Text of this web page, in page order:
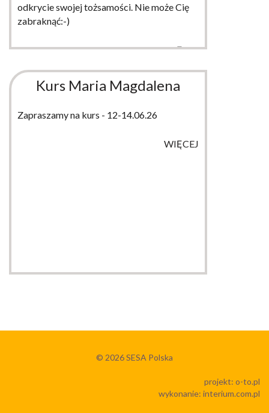
odkrycie swojej tożsamości. Nie może Cię
zabraknąć:-)
WIĘCEJ
Kurs Maria Magdalena
Zapraszamy na kurs - 12-14.06.26
WIĘCEJ
© 2026SESA Polska
projekt: o-to.pl
wykonanie: interium.com.pl